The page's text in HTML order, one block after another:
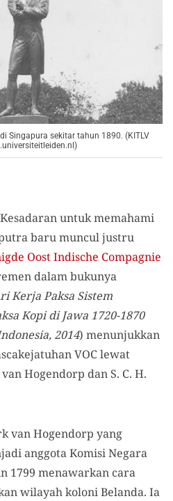
Singapura sekitar tahun 1890. (KITLV
untuk memahami
baru muncul justru
Oost Indische Compagnie
dalam bukunya
Kerja Paksa Sistem
Kopi di Jawa 1720-1870
2014) menunjukkan
VOC lewat
Hogendorp dan S. C. H.
van Hogendorp yang
anggota Komisi Negara
1799 menawarkan cara
wilayah koloni Belanda. Ia